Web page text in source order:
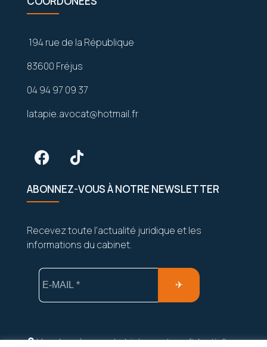
194 rue de la République
83600 Fréjus
04 94 97 09 37
latapie.avocat@hotmail.fr
ABONNEZ-VOUS À NOTRE NEWSLETTER
Recevez toute l’actualité juridique et les
informations du cabinet.
Vos données sont strictement confidentielles